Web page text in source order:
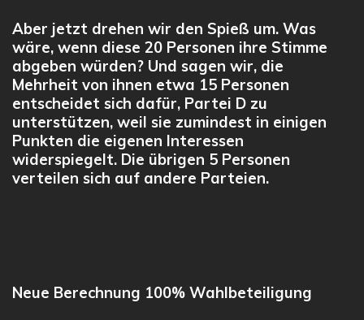
Aber jetzt drehen wir den Spieß um. Was
wäre, wenn diese 20 Personen ihre Stimme
abgeben würden? Und sagen wir, die
Mehrheit von ihnen etwa 15 Personen
entscheidet sich dafür, Partei D zu
unterstützen, weil sie zumindest in einigen
Punkten die eigenen Interessen
widerspiegelt. Die übrigen 5 Personen
verteilen sich auf andere Parteien.
Neue Berechnung 100% Wahlbeteiligung